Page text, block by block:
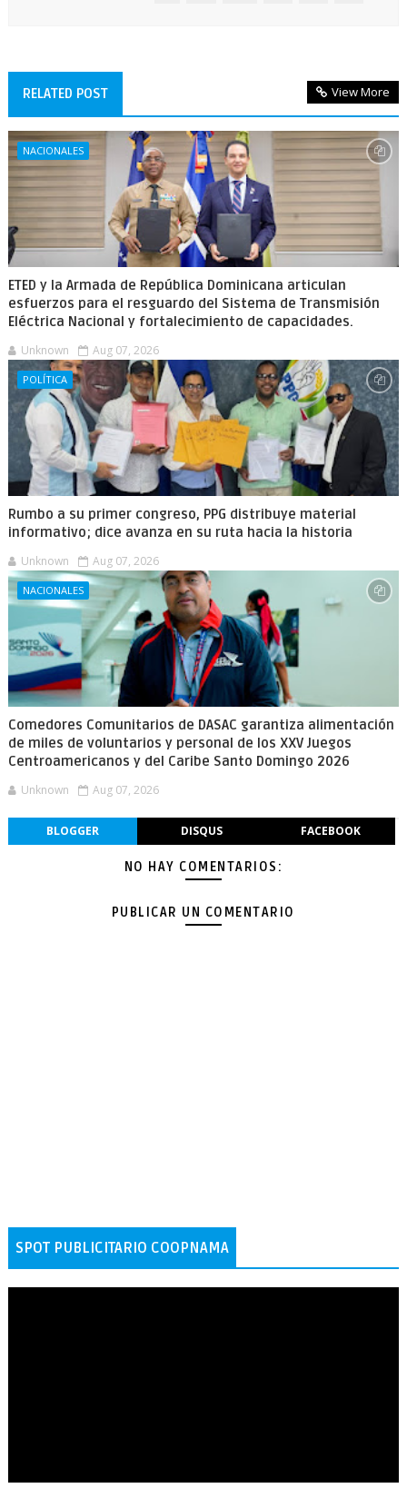
RELATED POST View More
NACIONALES
ETED y la Armada de República Dominicana articulan
esfuerzos para el resguardo del Sistema de Transmisión
Eléctrica Nacional y fortalecimiento de capacidades.
Unknown Aug 07, 2026
POLÍTICA
Rumbo a su primer congreso, PPG distribuye material
informativo; dice avanza en su ruta hacia la historia
Unknown Aug 07, 2026
NACIONALES
Comedores Comunitarios de DASAC garantiza alimentación
de miles de voluntarios y personal de los XXV Juegos
Centroamericanos y del Caribe Santo Domingo 2026
Unknown Aug 07, 2026
BLOGGER DISQUS FACEBOOK
NO HAY COMENTARIOS:
PUBLICAR UN COMENTARIO
SPOT PUBLICITARIO COOPNAMA